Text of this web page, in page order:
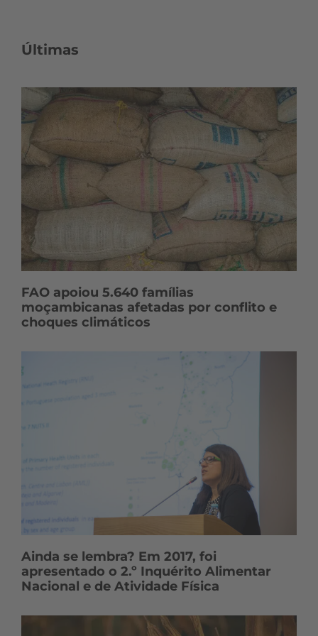
n
e
ú
d
o
s
Últimas
FAO apoiou 5.640 famílias
moçambicanas afetadas por conflito e
choques climáticos
Ainda se lembra? Em 2017, foi
apresentado o 2.º Inquérito Alimentar
Nacional e de Atividade Física